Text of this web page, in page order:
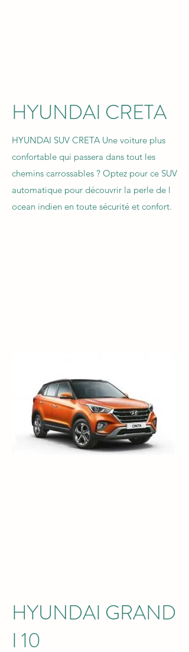
HYUNDAI CRETA
HYUNDAI SUV CRETA Une voiture plus
confortable qui passera dans tout les
chemins carrossables ? Optez pour ce SUV
automatique pour découvrir la perle de l
ocean indien en toute sécurité et confort. ​
HYUNDAI GRAND
I 10 ​